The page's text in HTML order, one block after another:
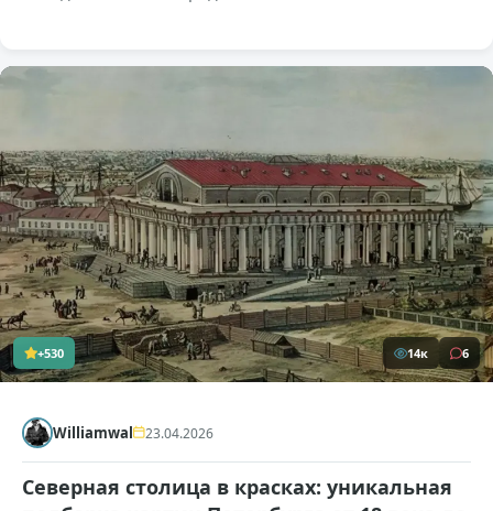
+530 14к 6
Williamwal 23.04.2026
Северная столица в красках: уникальная